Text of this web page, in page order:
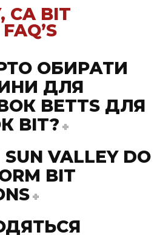
CA BIT
ОБИРАТИ
ДЛЯ
BETTS ДЛЯ
BIT?
VALLEY DO
BIT